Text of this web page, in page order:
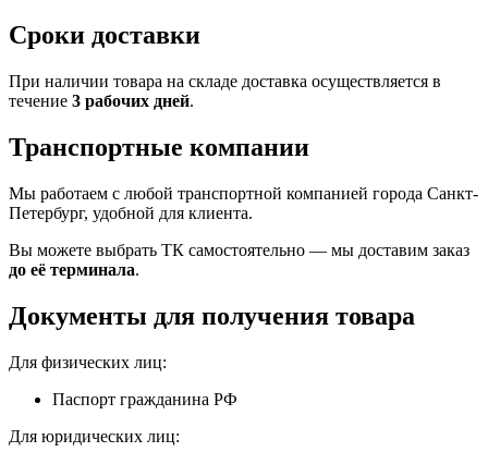
Сроки доставки
При наличии товара на складе доставка осуществляется в
течение 3 рабочих дней.
Транспортные компании
Мы работаем с любой транспортной компанией города Санкт-
Петербург, удобной для клиента.
Вы можете выбрать ТК самостоятельно — мы доставим заказ
до её терминала.
Документы для получения товара
Для физических лиц:
Паспорт гражданина РФ
Для юридических лиц: